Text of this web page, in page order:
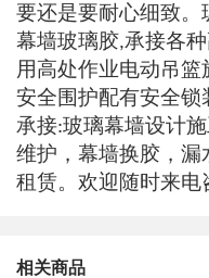
要还是要耐心细致。
幕墙玻璃胶,承接各
用高处作业电动吊
安全围护配有安全锁
承接:玻璃幕墙设计
维护，幕墙换胶，
租赁。欢迎随时来电
相关商品